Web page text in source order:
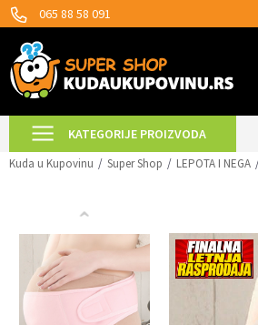
065 88 58 091
KATEGORIJE PROIZVODA
Kuda u Kupovinu Super Shop LEPOTA I NEGA